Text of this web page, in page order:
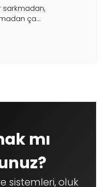
sarkmadan,
ça...
mı
sistemleri, oluk